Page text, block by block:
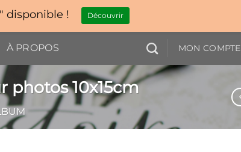
À PROPOS MON COMPTE
photos 10x15cm
disponible ! Découvrir